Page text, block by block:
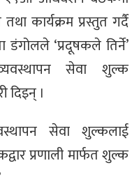
कार्यक्रम प्रस्तुत गर्दै
‘प्रदूषकले तिर्ने’
सेवा शुल्क
दिइन् ।
सेवा शुल्कलाई
प्रणाली मार्फत शुल्क